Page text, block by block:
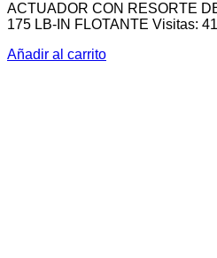
ACTUADOR CON RESORTE
175 LB-IN FLOTANTE Visitas:
Añadir al carrito